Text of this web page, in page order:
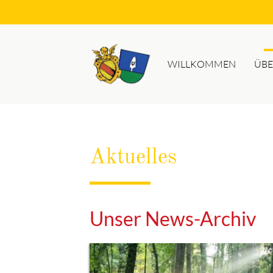
WILLKOMMEN
Aktuelles
Unser News-Archiv